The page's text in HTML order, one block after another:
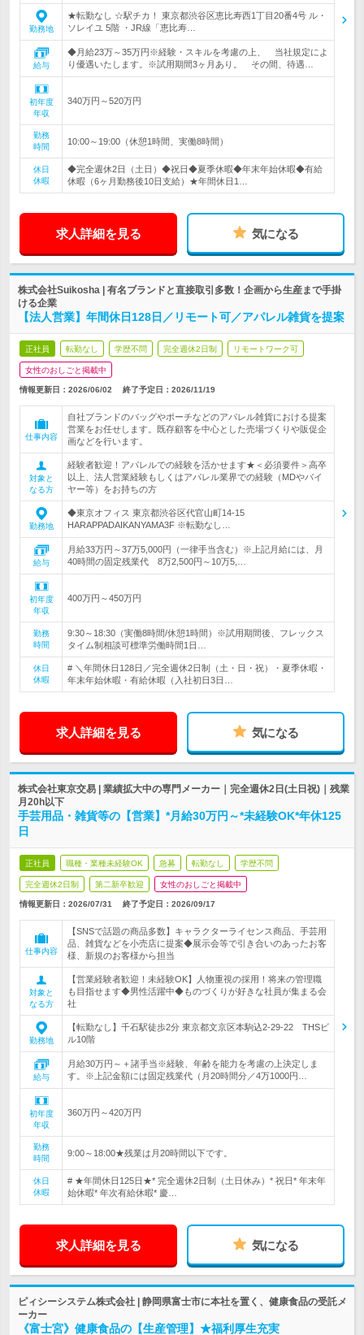
勤務地
★転勤なし ☆駅チカ！ 東京都渋谷区恵比寿西1丁目20番4号 ル・
ソレイユ 5階 ・JR線「恵比寿…
給与
◆月給23万～35万円※経験・スキルを考慮の上、 当社規定によ
り優遇いたします。※試用期間3ヶ月あり。 その間、待遇…
初年度
年収
340万円～520万円
勤務
時間
10:00～19:00（休憩1時間、実働8時間）
休日
休暇
◆完全週休2日（土日）◆祝日◆夏季休暇◆年末年始休暇◆有給
休暇（6ヶ月勤務後10日支給）★年間休日1…
求人詳細を見る 気になる
株式会社Suikosha | 有名ブランドと直接取引多数！企画から生産まで手掛
ける企業
【法人営業】年間休日128日／リモート可／アパレル雑貨を提案
正社員 転勤なし 学歴不問 完全週休2日制 リモートワーク可
女性のおしごと掲載中
情報更新日：2026/06/02 終了予定日： 2026/11/19
仕事内容
自社ブランドのバッグやポーチなどのアパレル雑貨における提案
営業をお任せします。既存顧客を中心とした売場づくりや販促企
画などを行います。
対象と
なる方
経験者歓迎！アパレルでの経験を活かせます★＜必須要件＞高卒
以上、法人営業経験もしくはアパレル業界での経験（MDやバイ
ヤー等）をお持ちの方
勤務地
◆東京オフィス 東京都渋谷区代官山町14-15
HARAPPADAIKANYAMA3F ※転勤なし…
給与
月給33万円～37万5,000円（一律手当含む）※上記月給には、月
40時間の固定残業代 8万2,500円～10万5,…
初年度
年収
400万円～450万円
勤務
時間
9:30～18:30（実働8時間/休憩1時間）※試用期間後、フレックス
タイム制相談可標準労働時間1日…
休日
休暇
# ＼年間休日128日／完全週休2日制（土・日・祝）・夏季休暇・
年末年始休暇・有給休暇（入社初日3日…
求人詳細を見る 気になる
株式会社東京交易 | 業績拡大中の専門メーカー｜完全週休2日(土日祝)｜残業
月20h以下
手芸用品・雑貨等の【営業】*月給30万円～*未経験OK*年休125
日
正社員 職種・業種未経験OK 急募 転勤なし 学歴不問
完全週休2日制 第二新卒歓迎 女性のおしごと掲載中
情報更新日：2026/07/31 終了予定日： 2026/09/17
仕事内容
【SNSで話題の商品多数】キャラクターライセンス商品、手芸用
品、雑貨などを小売店に提案◆展示会等で引き合いのあったお客
様、新規のお客様から担当
対象と
なる方
【営業経験者歓迎！未経験OK】人物重視の採用！将来の管理職
も目指せます◆男性活躍中◆ものづくりが好きな社員が集まる会
社
勤務地
【転勤なし】千石駅徒歩2分 東京都文京区本駒込2-29-22 THSビ
ル10階
給与
月給30万円～＋諸手当※経験、年齢を能力を考慮の上決定しま
す。※上記金額には固定残業代（月20時間分／4万1000円…
初年度
年収
360万円～420万円
勤務
時間
9:00～18:00★残業は月20時間以下です。
休日
休暇
# ★年間休日125日★* 完全週休2日制（土日休み）* 祝日* 年末年
始休暇* 年次有給休暇* 慶…
求人詳細を見る 気になる
ピィシーシステム株式会社 | 静岡県富士市に本社を置く、健康食品の受託メ
ーカー
《富士宮》健康食品の【生産管理】★福利厚生充実